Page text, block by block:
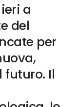
a
del
per
Il